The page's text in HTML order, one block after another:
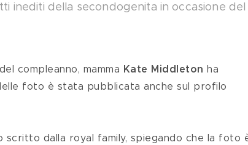
inediti della secondogenita in occasione del
compleanno, mamma Kate Middleton ha
foto è stata pubblicata anche sul profilo